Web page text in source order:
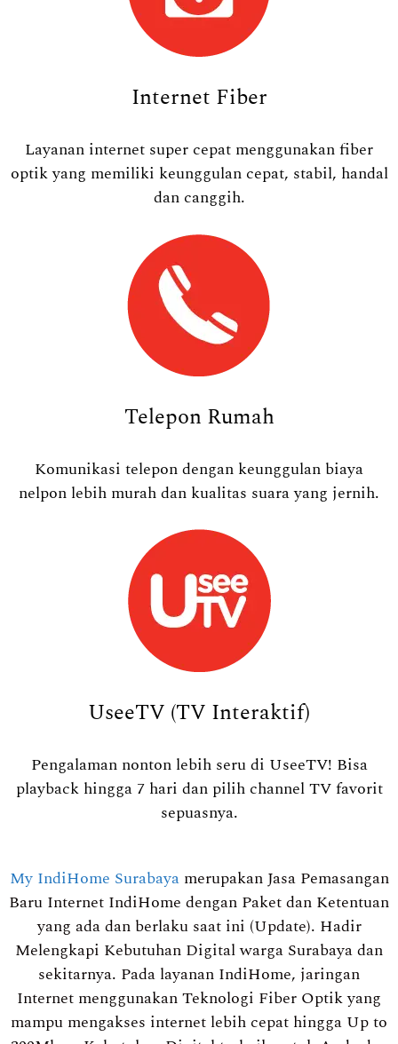
Internet Fiber
Layanan internet super cepat menggunakan fiber
optik yang memiliki keunggulan cepat, stabil, handal
dan canggih.
Telepon Rumah
Komunikasi telepon dengan keunggulan biaya
nelpon lebih murah dan kualitas suara yang jernih.
UseeTV (TV Interaktif)
Pengalaman nonton lebih seru di UseeTV! Bisa
playback hingga 7 hari dan pilih channel TV favorit
sepuasnya.
My IndiHome Surabayamerupakan Jasa Pemasangan
Baru Internet IndiHome dengan Paket dan Ketentuan
yang ada dan berlaku saat ini (Update). Hadir
Melengkapi Kebutuhan Digital warga Surabaya dan
sekitarnya. Pada layanan IndiHome, jaringan
Internet menggunakan Teknologi Fiber Optik yang
mampu mengakses internet lebih cepat hingga Up to